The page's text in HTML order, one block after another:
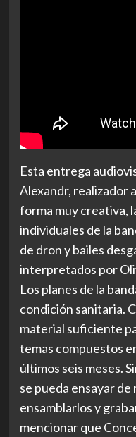
Esta entrega
Alexandr, realizador
forma muy creativa,
individuales de la
de dron y bailes
interpretados por
Los planes de la
condición sanitaria.
material suficiente
temas compuestos
últimos seis meses.
se pueda ensayar
ensamblarlos y
mencionar que